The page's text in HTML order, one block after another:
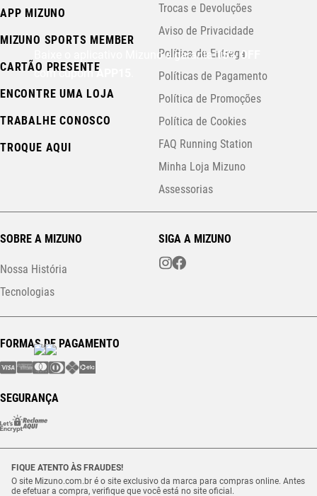
Baixe o aplicativo Mizuno e garanta15% OFF
com cupomAPP15
APP MIZUNO
MIZUNO SPORTS MEMBER
CARTÃO PRESENTE
ENCONTRE UMA LOJA
TRABALHE CONOSCO
TROQUE AQUI
Trocas e Devoluções
Aviso de Privacidade
Política de Entrega
Políticas de Pagamento
Política de Promoções
Política de Cookies
FAQ Running Station
Minha Loja Mizuno
Assessorias
SOBRE A MIZUNO
Nossa História
Tecnologias
SIGA A MIZUNO
FORMAS DE PAGAMENTO
SEGURANÇA
FIQUE ATENTO ÀS FRAUDES!
O site Mizuno.com.br é o site exclusivo da marca para compras online. Antes
de efetuar a compra, verifique que você está no site oficial.